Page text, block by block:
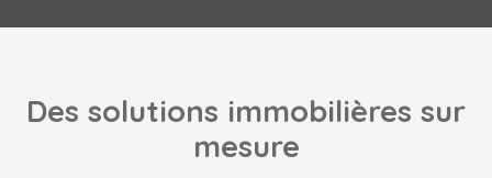
Des solutions immobilières sur
mesure